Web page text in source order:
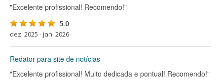
"Excelente profissional! Recomendo!"
5.0
dez. 2025 - jan. 2026
Redator para site de notícias
"Excelente profissional! Muito dedicada e pontual! Recomendo!"